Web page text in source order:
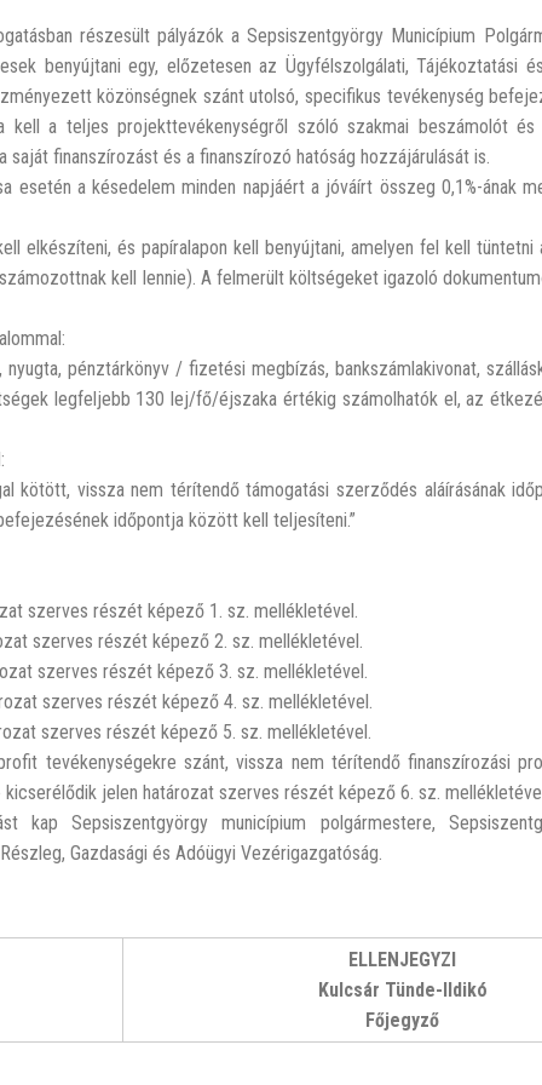
részesült pályázók a Sepsiszentgyörgy Municípium
benyújtani egy, előzetesen az Ügyfélszolgálati, Tájékoztatási
közönségnek szánt utolsó, specifikus tevékenység
kell a teljes projekttevékenységről szóló szakmai beszámolót
finanszírozást és a finanszírozó hatóság hozzájárulását is.
a késedelem minden napjáért a jóváírt összeg 0,1%-ának
elkészíteni, és papíralapon kell benyújtani, amelyen fel kell
kell lennie). A felmerült költségeket igazoló
pénztárkönyv / fizetési megbízás, bankszámlakivonat,
legfeljebb 130 lej/fő/éjszaka értékig számolhatók el, az
kötött, vissza nem térítendő támogatási szerződés aláírásának
időpontja között kell teljesíteni.”
szerves részét képező 1. sz. mellékletével.
szerves részét képező 2. sz. mellékletével.
szerves részét képező 3. sz. mellékletével.
szerves részét képező 4. sz. mellékletével.
szerves részét képező 5. sz. mellékletével.
tevékenységekre szánt, vissza nem térítendő finanszírozási
jelen határozat szerves részét képező 6. sz.
Sepsiszentgyörgy municípium polgármestere,
Gazdasági és Adóügyi Vezérigazgatóság.
ELLENJEGYZI
Kulcsár Tünde-Ildikó
Főjegyző